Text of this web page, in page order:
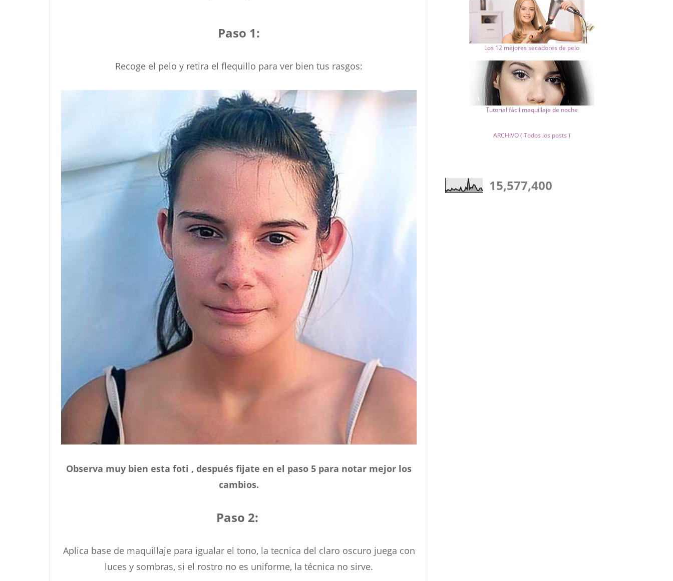
Paso 1:
Recoge el pelo y retira el flequillo para ver bien tus rasgos:
Observa muy bien esta foti , después fijate en el paso 5 para notar mejor los
cambios.
Paso 2:
Aplica base de maquillaje para igualar el tono, la tecnica del claro oscuro juega con
luces y sombras, si el rostro no es uniforme, la técnica no sirve.
Los 12 mejores secadores de pelo
Tutorial fácil maquillaje de noche
ARCHIVO ( Todos los posts )
15,577,400